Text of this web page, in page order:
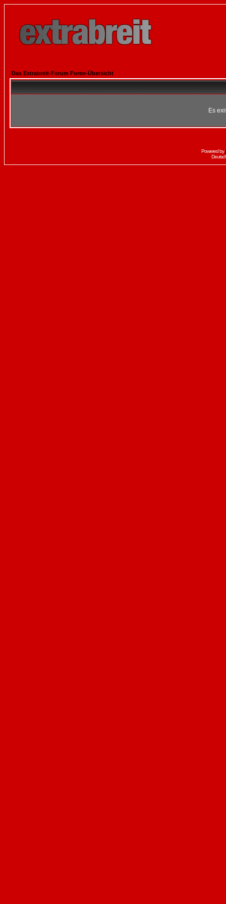
Das Extrabreit-Forum Foren-Übersicht
Es
Powered by